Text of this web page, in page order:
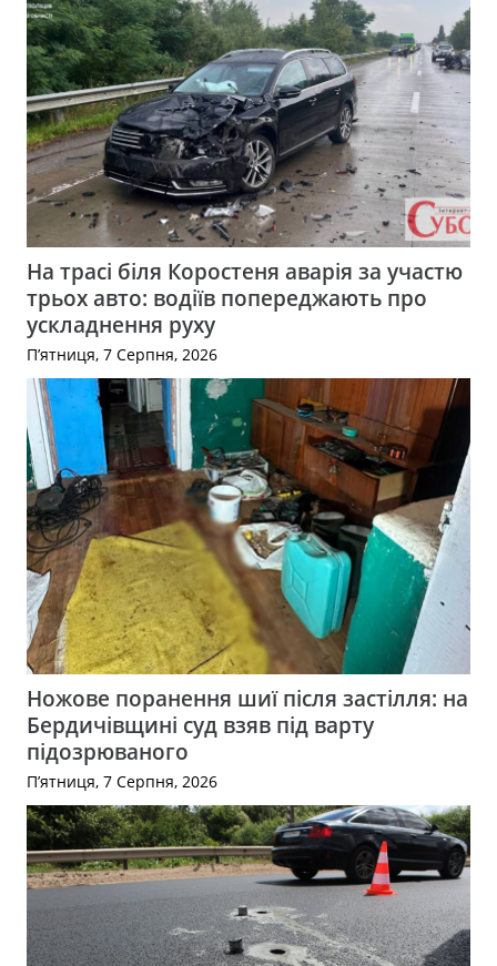
На трасі біля Коростеня аварія за участю
трьох авто: водіїв попереджають про
ускладнення руху
П’ятниця, 7 Серпня, 2026
Ножове поранення шиї після застілля: на
Бердичівщині суд взяв під варту
підозрюваного
П’ятниця, 7 Серпня, 2026